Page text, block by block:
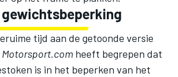
tijd aan de getoonde versie
Motorsport.com heeft begrepen dat
is in het beperken van het